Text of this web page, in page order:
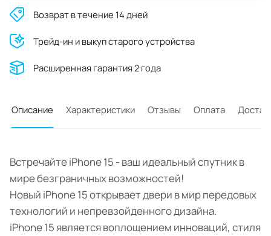
Возврат в течение 14 дней
Трейд-ин и выкуп старого устройства
Расширенная гарантия 2 года
Описание Характеристики Отзывы Оплата
Встречайте iPhone 15 - ваш идеальный спутник в
мире безграничных возможностей!
Новый iPhone 15 открывает двери в мир передовых
технологий и непревзойденного дизайна.
iPhone 15 является воплощением инноваций, стиля